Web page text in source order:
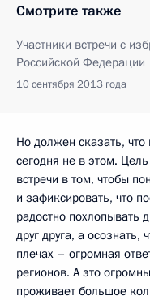
Смотрите также
Участники встречи с
Российской Федерации
10 сентября 2013 года
Но должен сказать,
сегодня не в этом.
встречи в том, чтобы
и зафиксировать, что
радостно похлопывать
друг друга, а осознать,
плечах – огромная
регионов. А это
проживает большое